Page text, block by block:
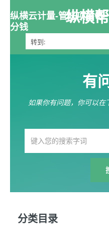
纵横
纵横云计量-管好项目每
分钱
有
如果你有问题，你可以在
分类目录